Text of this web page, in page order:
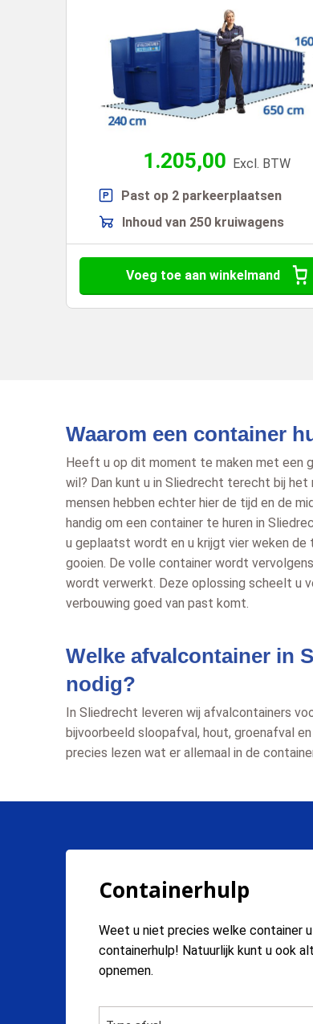
1.205,00 Excl. BTW
Past op 2 parkeerplaatsen
Inhoud van 250 kruiwagens
Voeg toe aan winkelmand
Waarom een container
Heeft u op dit moment te maken met een
wil? Dan kunt u in Sliedrecht terecht bij het
mensen hebben echter hier de tijd en de
handig om een container te huren in
u geplaatst wordt en u krijgt vier weken de
gooien. De volle container wordt
wordt verwerkt. Deze oplossing scheelt u
verbouwing goed van past komt.
Welke afvalcontainer in
nodig?
In Sliedrecht leveren wij afvalcontainers
bijvoorbeeld sloopafval, hout, groenafval
precies lezen wat er allemaal in de
Containerhulp
Weet u niet precies welke container
containerhulp! Natuurlijk kunt u ook
opnemen.